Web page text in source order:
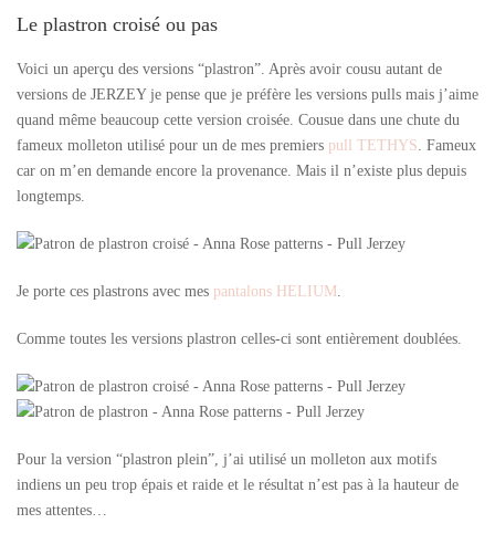
Le plastron croisé ou pas
Voici un aperçu des versions “plastron”. Après avoir cousu autant de
versions de JERZEY je pense que je préfère les versions pulls mais j’aime
quand même beaucoup cette version croisée. Cousue dans une chute du
fameux molleton utilisé pour un de mes premiers pull TETHYS. Fameux
car on m’en demande encore la provenance. Mais il n’existe plus depuis
longtemps.
Je porte ces plastrons avec mes pantalons HELIUM.
Comme toutes les versions plastron celles-ci sont entièrement doublées.
Pour la version “plastron plein”, j’ai utilisé un molleton aux motifs
indiens un peu trop épais et raide et le résultat n’est pas à la hauteur de
mes attentes…